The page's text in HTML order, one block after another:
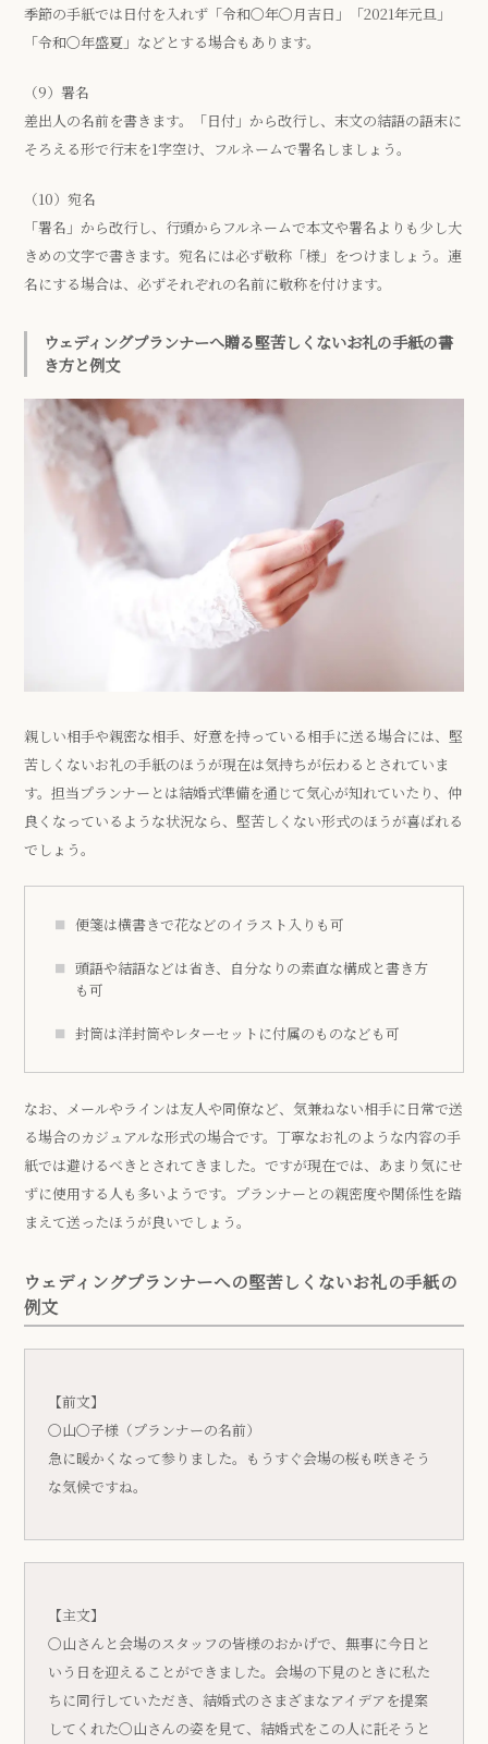
季節の手紙では日付を入れず「令和〇年〇月吉日」「2021年元旦」
「令和〇年盛夏」などとする場合もあります。
（9）署名
差出人の名前を書きます。「日付」から改行し、末文の結語の語末に
そろえる形で行末を1字空け、フルネームで署名しましょう。
（10）宛名
「署名」から改行し、行頭からフルネームで本文や署名よりも少し大
きめの文字で書きます。宛名には必ず敬称「様」をつけましょう。連
名にする場合は、必ずそれぞれの名前に敬称を付けます。
ウェディングプランナーへ贈る堅苦しくないお礼の手紙の書
き方と例文
親しい相手や親密な相手、好意を持っている相手に送る場合には、堅
苦しくないお礼の手紙のほうが現在は気持ちが伝わるとされていま
す。担当プランナーとは結婚式準備を通じて気心が知れていたり、仲
良くなっているような状況なら、堅苦しくない形式のほうが喜ばれる
でしょう。
便箋は横書きで花などのイラスト入りも可
頭語や結語などは省き、自分なりの素直な構成と書き方
も可
封筒は洋封筒やレターセットに付属のものなども可
なお、メールやラインは友人や同僚など、気兼ねない相手に日常で送
る場合のカジュアルな形式の場合です。丁寧なお礼のような内容の手
紙では避けるべきとされてきました。ですが現在では、あまり気にせ
ずに使用する人も多いようです。プランナーとの親密度や関係性を踏
まえて送ったほうが良いでしょう。
ウェディングプランナーへの堅苦しくないお礼の手紙の
例文
【前文】
〇山〇子様（プランナーの名前）
急に暖かくなって参りました。もうすぐ会場の桜も咲きそう
な気候ですね。
【主文】
〇山さんと会場のスタッフの皆様のおかげで、無事に今日と
いう日を迎えることができました。会場の下見のときに私た
ちに同行していただき、結婚式のさまざまなアイデアを提案
してくれた〇山さんの姿を見て、結婚式をこの人に託そうと